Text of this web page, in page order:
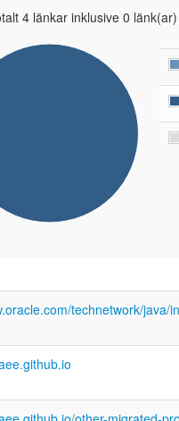
4 länkar inklusive 0
technetwork/java/